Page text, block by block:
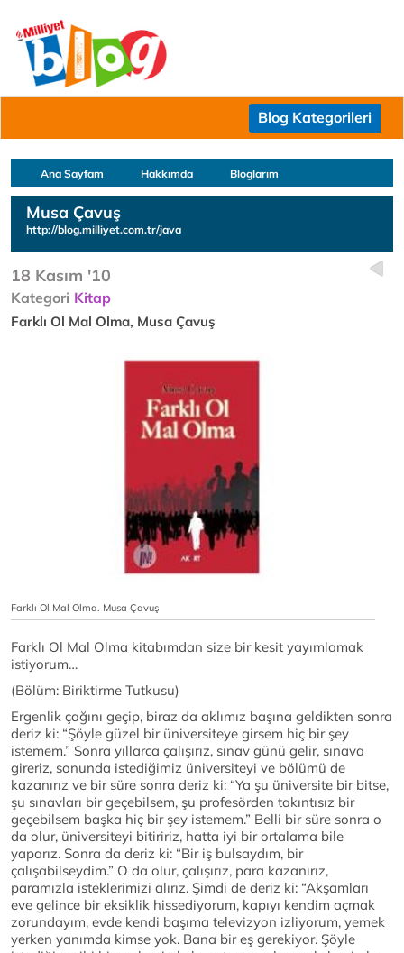
Blog Kategorileri
Ana Sayfam Hakkımda Bloglarım
Musa Çavuş
http://blog.milliyet.com.tr/java
18 Kasım '10
Kategori Kitap
Farklı Ol Mal Olma, Musa Çavuş
Farklı Ol Mal Olma. Musa Çavuş
Farklı Ol Mal Olma kitabımdan size bir kesit yayımlamak
istiyorum…
(Bölüm: Biriktirme Tutkusu)
Ergenlik çağını geçip, biraz da aklımız başına geldikten sonra
deriz ki: “Şöyle güzel bir üniversiteye girsem hiç bir şey
istemem.” Sonra yıllarca çalışırız, sınav günü gelir, sınava
gireriz, sonunda istediğimiz üniversiteyi ve bölümü de
kazanırız ve bir süre sonra deriz ki: “Ya şu üniversite bir bitse,
şu sınavları bir geçebilsem, şu profesörden takıntısız bir
geçebilsem başka hiç bir şey istemem.” Belli bir süre sonra o
da olur, üniversiteyi bitiririz, hatta iyi bir ortalama bile
yaparız. Sonra da deriz ki: “Bir iş bulsaydım, bir
çalışabilseydim.” O da olur, çalışırız, para kazanırız,
paramızla isteklerimizi alırız. Şimdi de deriz ki: “Akşamları
eve gelince bir eksiklik hissediyorum, kapıyı kendim açmak
zorundayım, evde kendi başıma televizyon izliyorum, yemek
yerken yanımda kimse yok. Bana bir eş gerekiyor. Şöyle